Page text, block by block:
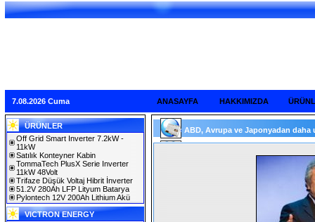
7.08.2026 Cuma ANASAYFA HAKKIMIZDA
ÜRÜNLER
Off Grid Smart Inverter 7.2kW -
11kW
Satılık Konteyner Kabin
TommaTech PlusX Serie Inverter
11kW 48Volt
Trifaze Düşük Voltaj Hibrit İnverter
51.2V 280Ah LFP Lityum Batarya
Pylontech 12V 200Ah Lithium Akü
VICTRON ENERGY
ABD, Avrupa ve Japonyadan daha